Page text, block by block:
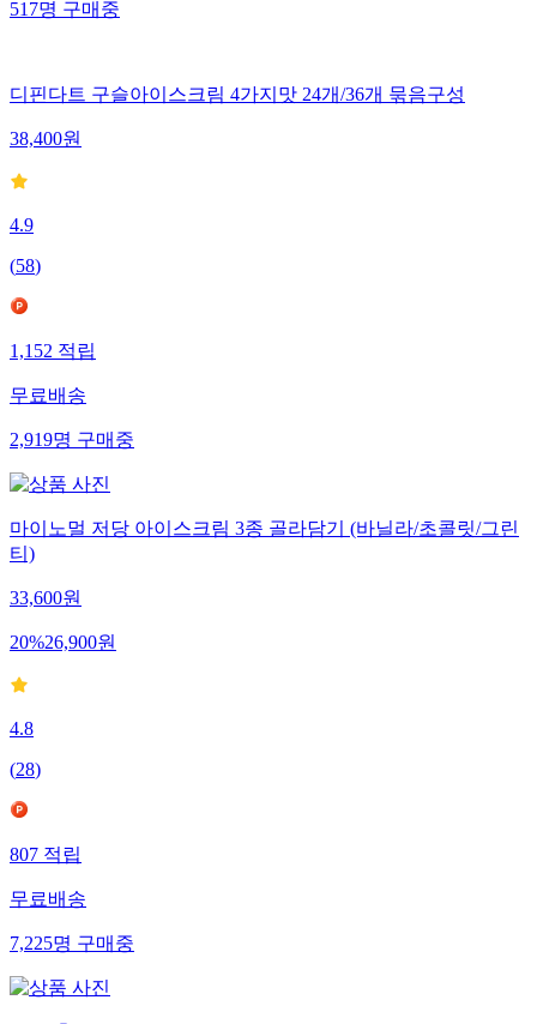
517명구매중
디핀다트 구슬아이스크림 4가지맛 24개/36개 묶음구성
38,400원
4.9
(58)
1,152적립
무료배송
2,919명구매중
마이노멀 저당 아이스크림 3종 골라담기 (바닐라/초콜릿/그린
티)
33,600원
20%26,900원
4.8
(28)
807적립
무료배송
7,225명구매중